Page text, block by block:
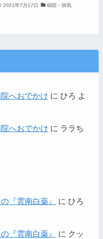
2021年7月17日 病院・病気
へおでかけ に ひろ よ
へおでかけ に ララち
『雲南白薬』 に ひろ
『雲南白薬』 に クッ